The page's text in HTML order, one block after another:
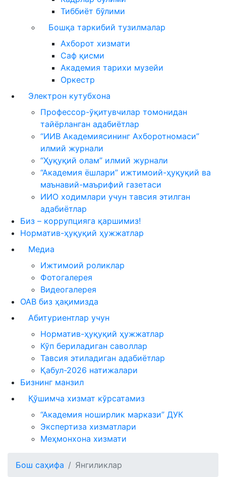
Тиббиёт бўлими
Бошқа таркибий тузилмалар
Ахборот хизмати
Саф қисми
Академия тарихи музейи
Оркестр
Электрон кутубхона
Профессор-ўқитувчилар томонидан
тайёрланган адабиётлар
“ИИВ Академиясининг Ахборотномаси”
илмий журнали
“Ҳуқуқий олам” илмий журнали
“Академия ёшлари” ижтимоий-ҳуқуқий ва
маънавий-маърифий газетаси
ИИО ходимлари учун тавсия этилган
адабиётлар
Биз – коррупцияга қаршимиз!
Норматив-ҳуқуқий ҳужжатлар
Медиа
Ижтимоий роликлар
Фотогалерея
Видеогалерея
ОАВ биз ҳақимизда
Абитуриентлар учун
Норматив-ҳуқуқий ҳужжатлар
Кўп бериладиган саволлар
Тавсия этиладиган адабиётлар
Қабул-2026 натижалари
Бизнинг манзил
Қўшимча хизмат кўрсатамиз
“Академия ноширлик маркази” ДУК
Экспертиза хизматлари
Меҳмонхона хизмати
Бош саҳифа Янгиликлар